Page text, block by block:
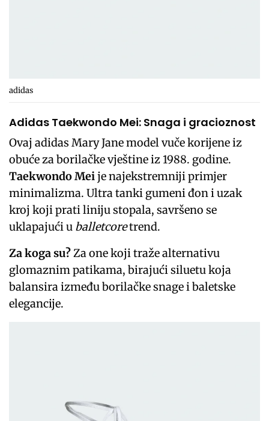
adidas
Adidas Taekwondo Mei: Snaga i gracioznost
Ovaj adidas Mary Jane model vuče korijene iz
obuće za borilačke vještine iz 1988. godine.
Taekwondo Meije najekstremniji primjer
minimalizma. Ultra tanki gumeni đon i uzak
kroj koji prati liniju stopala, savršeno se
uklapajući u balletcoretrend.
Za koga su?Za one koji traže alternativu
glomaznim patikama, birajući siluetu koja
balansira između borilačke snage i baletske
elegancije.